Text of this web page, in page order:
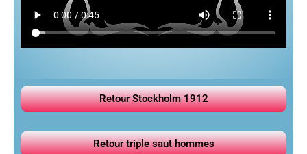
Retour Stockholm 1912
Retour triple saut hommes